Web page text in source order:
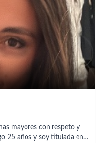
reconocimientos y
el mejor de los servicios y
este lo mejor cuidado
mayores con respeto y
25 años y soy titulada en